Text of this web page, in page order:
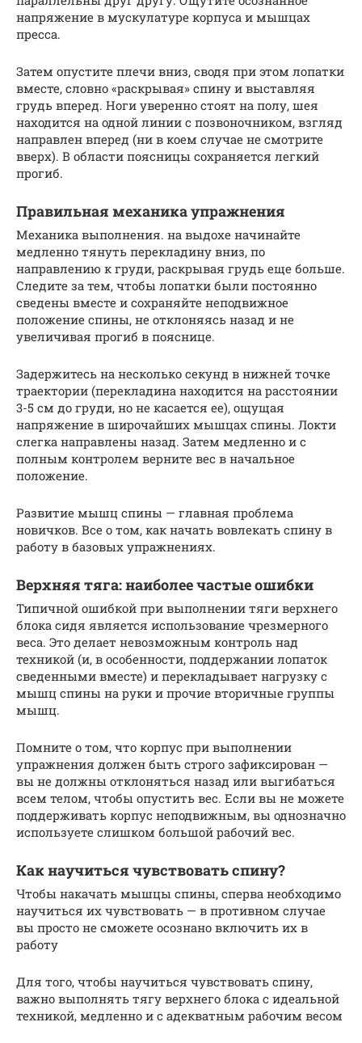
напряжение в мускулатуре корпуса и мышцах
пресса.
Затем опустите плечи вниз, сводя при этом лопатки
вместе, словно «раскрывая» спину и выставляя
грудь вперед. Ноги уверенно стоят на полу, шея
находится на одной линии с позвоночником, взгляд
направлен вперед (ни в коем случае не смотрите
вверх). В области поясницы сохраняется легкий
прогиб.
Правильная механика упражнения
Механика выполнения. на выдохе начинайте
медленно тянуть перекладину вниз, по
направлению к груди, раскрывая грудь еще больше.
Следите за тем, чтобы лопатки были постоянно
сведены вместе и сохраняйте неподвижное
положение спины, не отклоняясь назад и не
увеличивая прогиб в пояснице.
Задержитесь на несколько секунд в нижней точке
траектории (перекладина находится на расстоянии
3-5 см до груди, но не касается ее), ощущая
напряжение в широчайших мышцах спины. Локти
слегка направлены назад. Затем медленно и с
полным контролем верните вес в начальное
положение.
Развитие мышц спины — главная проблема
новичков. Все о том, как начать вовлекать спину в
работу в базовых упражнениях.
Верхняя тяга: наиболее частые ошибки
Типичной ошибкой при выполнении тяги верхнего
блока сидя является использование чрезмерного
веса. Это делает невозможным контроль над
техникой (и, в особенности, поддержании лопаток
сведенными вместе) и перекладывает нагрузку с
мышц спины на руки и прочие вторичные группы
мышц.
Помните о том, что корпус при выполнении
упражнения должен быть строго зафиксирован —
вы не должны отклоняться назад или выгибаться
всем телом, чтобы опустить вес. Если вы не можете
поддерживать корпус неподвижным, вы однозначно
используете слишком большой рабочий вес.
Как научиться чувствовать спину?
Чтобы накачать мышцы спины, сперва необходимо
научиться их чувствовать — в противном случае
вы просто не сможете осознано включить их в
работу
Для того, чтобы научиться чувствовать спину,
важно выполнять тягу верхнего блока с идеальной
техникой, медленно и с адекватным рабочим весом